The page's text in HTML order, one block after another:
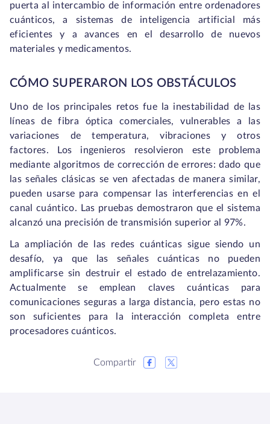
puerta al intercambio de información entre ordenadores
cuánticos, a sistemas de inteligencia artificial más
eficientes y a avances en el desarrollo de nuevos
materiales y medicamentos.
CÓMO SUPERARON LOS OBSTÁCULOS
Uno de los principales retos fue la inestabilidad de las
líneas de fibra óptica comerciales, vulnerables a las
variaciones de temperatura, vibraciones y otros
factores. Los ingenieros resolvieron este problema
mediante algoritmos de corrección de errores: dado que
las señales clásicas se ven afectadas de manera similar,
pueden usarse para compensar las interferencias en el
canal cuántico. Las pruebas demostraron que el sistema
alcanzó una precisión de transmisión superior al 97%.
La ampliación de las redes cuánticas sigue siendo un
desafío, ya que las señales cuánticas no pueden
amplificarse sin destruir el estado de entrelazamiento.
Actualmente se emplean claves cuánticas para
comunicaciones seguras a larga distancia, pero estas no
son suficientes para la interacción completa entre
procesadores cuánticos.
Compartir